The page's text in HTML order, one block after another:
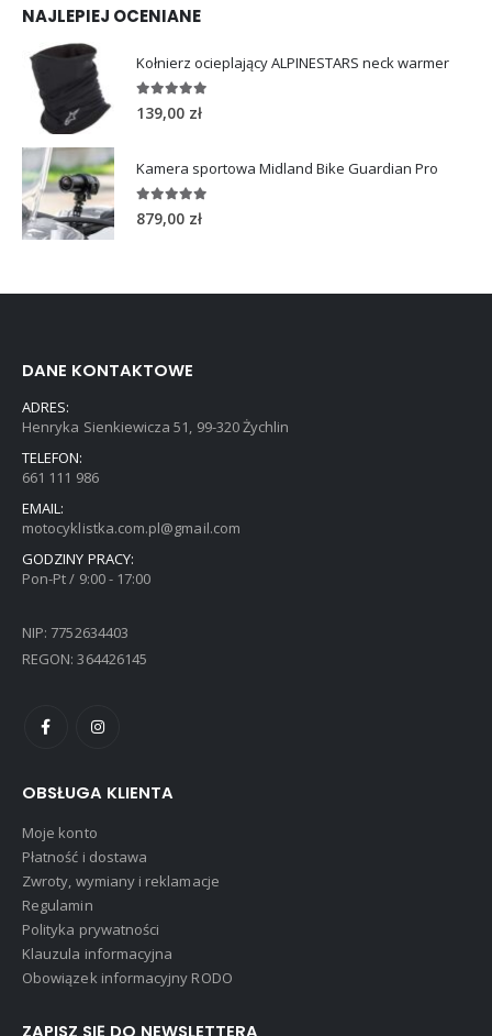
NAJLEPIEJ OCENIANE
Kołnierz ocieplający ALPINESTARS neck warmer
5.00out of 5
139,00 zł
Kamera sportowa Midland Bike Guardian Pro
5.00out of 5
879,00 zł
DANE KONTAKTOWE
ADRES:
Henryka Sienkiewicza 51, 99-320 Żychlin
TELEFON:
661 111 986
EMAIL:
motocyklistka.com.pl@gmail.com
GODZINY PRACY:
Pon-Pt / 9:00 - 17:00
NIP: 7752634403
REGON: 364426145
OBSŁUGA KLIENTA
Moje konto
Płatność i dostawa
Zwroty, wymiany i reklamacje
Regulamin
Polityka prywatności
Klauzula informacyjna
Obowiązek informacyjny RODO
ZAPISZ SIĘ DO NEWSLETTERA